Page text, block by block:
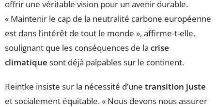
offrir une véritable vision pour un avenir durable.
« Maintenir le cap de la neutralité carbone européenne
est dans l’intérêt de tout le monde », affirme-t-elle,
soulignant que les conséquences de la crise
climatique sont déjà palpables sur le continent.
Reintke insiste sur la nécessité d’une transition juste
et socialement équitable. « Nous devons nous assurer